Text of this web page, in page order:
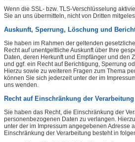
Wenn die SSL- bzw. TLS-Verschlüsselung
Sie an uns übermitteln, nicht von Dritten
Auskunft, Sperrung, Löschung und
Sie haben im Rahmen der geltenden
Recht auf unentgeltliche Auskunft über Ihre
Daten, deren Herkunft und Empfänger und den
und ggf. ein Recht auf Berichtigung, Sperrung
Hierzu sowie zu weiteren Fragen zum Thema
können Sie sich jederzeit unter der im
uns wenden.
Recht auf Einschränkung der Verarbeitung
Sie haben das Recht, die Einschränkung der
personenbezogenen Daten zu verlangen.
unter der im Impressum angegebenen Adresse
Einschränkung der Verarbeitung besteht in